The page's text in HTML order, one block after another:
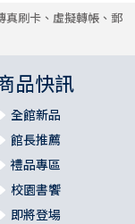
真刷卡、虛擬轉帳、郵
品快訊
全館新品
館長推薦
禮品專區
校園書饗
即將登場